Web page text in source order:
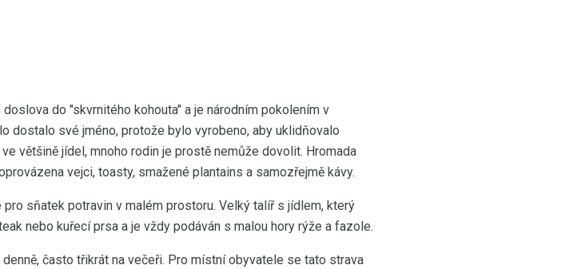
do "skvrnitého kohouta" a je národním pokolením v
dostalo své jméno, protože bylo vyrobeno, aby uklidňovalo
většině jídel, mnoho rodin je prostě nemůže dovolit. Hromada
vejci, toasty, smažené plantains a samozřejmě kávy.
pro sňatek potravin v malém prostoru. Velký talíř s jídlem, který
nebo kuřecí prsa a je vždy podáván s malou hory rýže a fazole.
často třikrát na večeři. Pro místní obyvatele se tato strava